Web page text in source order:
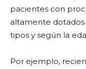
pacientes con
altamente dotados
tipos y según la
Por ejemplo,